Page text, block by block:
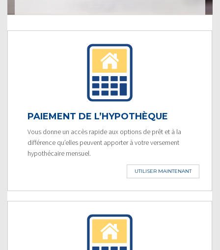
PAIEMENT DE L’HYPOTHÈQUE
Vous donne un accès rapide aux options de prêt et à la
différence qu’elles peuvent apporter à votre versement
hypothécaire mensuel.
UTILISER MAINTENANT